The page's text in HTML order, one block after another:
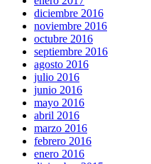
diciembre 2016
noviembre 2016
octubre 2016
septiembre 2016
agosto 2016
julio 2016
junio 2016
mayo 2016
abril 2016
marzo 2016
febrero 2016
enero 2016